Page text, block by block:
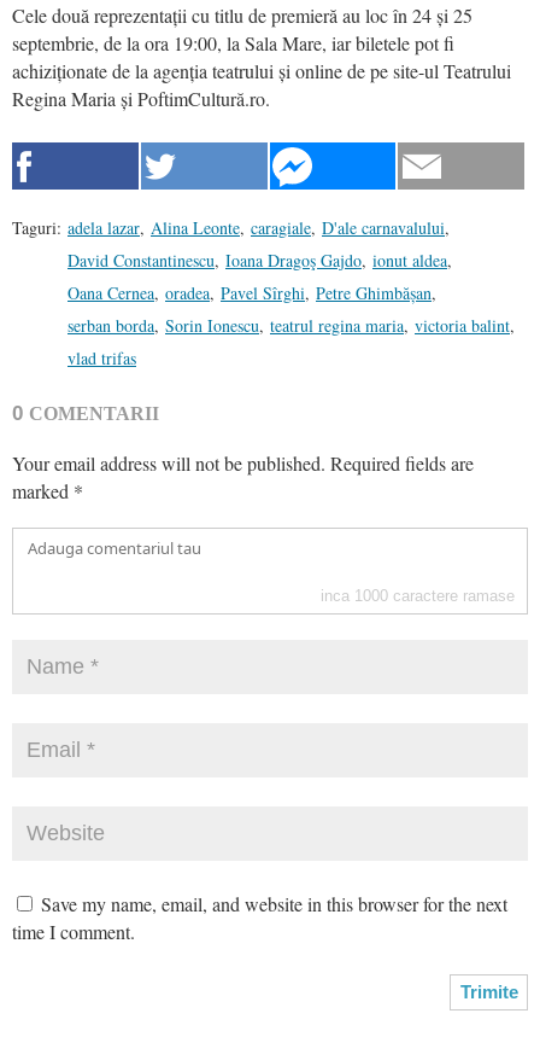
Cele două reprezentații cu titlu de premieră au loc în 24 și 25
septembrie, de la ora 19:00, la Sala Mare, iar biletele pot fi
achiziționate de la agenția teatrului și online de pe site-ul Teatrului
Regina Maria și PoftimCultură.ro.
Taguri: adela lazar, Alina Leonte, caragiale, D'ale carnavalului,
David Constantinescu, Ioana Dragoş Gajdo, ionut aldea,
Oana Cernea, oradea, Pavel Sîrghi, Petre Ghimbășan,
serban borda, Sorin Ionescu, teatrul regina maria, victoria balint,
vlad trifas
0 COMENTARII
Your email address will not be published. Required fields are
marked *
inca 1000 caractere ramase
Save my name, email, and website in this browser for the next
time I comment.